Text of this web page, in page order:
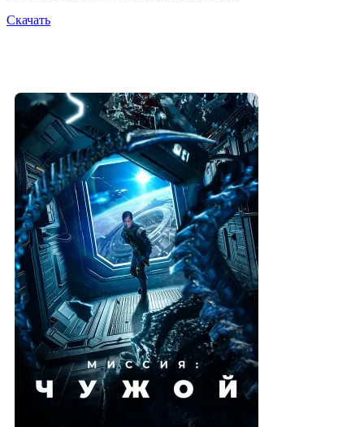
Скачать